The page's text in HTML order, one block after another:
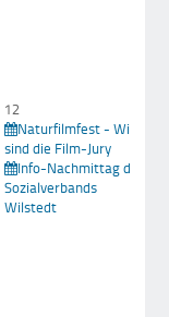
12
Naturfilmfest - Wir
sind die Film-Jury
Info-Nachmittag des
Sozialverbands
Wilstedt